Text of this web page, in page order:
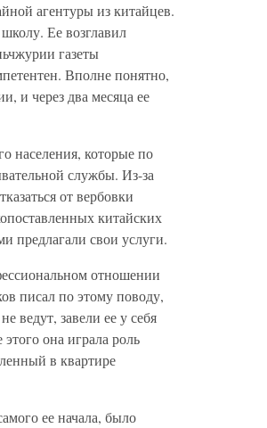
агентуры из китайцев.
Ее возглавил
газеты
Вполне понятно,
и через два месяца ее
населения, которые по
службы. Из-за
от вербовки
китайских
предлагали свои услуги.
отношении
писал по этому поводу,
ведут, завели ее у себя
она играла роль
в квартире
ее начала, было